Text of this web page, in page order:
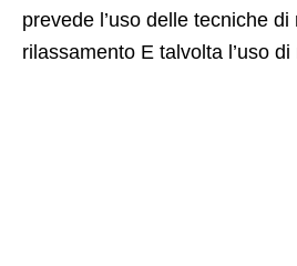
prevede l’uso delle tecniche
rilassamento E talvolta l’uso